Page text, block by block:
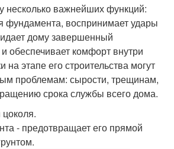
несколько важнейших функций:
фундамента, воспринимает удары
дому завершенный
обеспечивает комфорт внутри
этапе его строительства могут
проблемам: сырости, трещинам,
срока службы всего дома.
- предотвращает его прямой